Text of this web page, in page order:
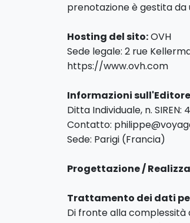
prenotazione è gestita
Hosting del sito:OVH
Sede legale: 2 rue
https://www.ovh.com
Informazioni
Ditta Individuale, n. SIREN:
Contatto:
Sede: Parigi (Francia)
Progettazione /
Trattamento dei dati
Di fronte alla complessità